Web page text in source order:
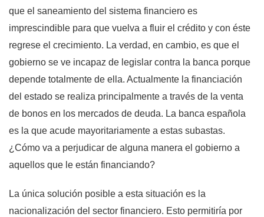
que el saneamiento del sistema financiero es
imprescindible para que vuelva a fluir el crédito y con éste
regrese el crecimiento. La verdad, en cambio, es que el
gobierno se ve incapaz de legislar contra la banca porque
depende totalmente de ella. Actualmente la financiación
del estado se realiza principalmente a través de la venta
de bonos en los mercados de deuda. La banca española
es la que acude mayoritariamente a estas subastas.
¿Cómo va a perjudicar de alguna manera el gobierno a
aquellos que le están financiando?
La única solución posible a esta situación es la
nacionalización del sector financiero. Esto permitiría por